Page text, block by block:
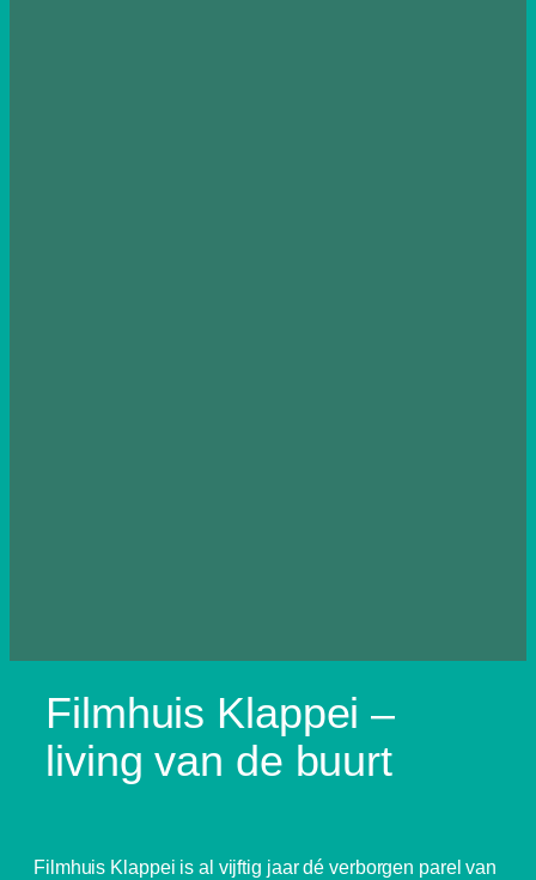
Filmhuis Klappei –
living van de buurt
Filmhuis Klappei is al vijftig jaar dé verborgen parel van